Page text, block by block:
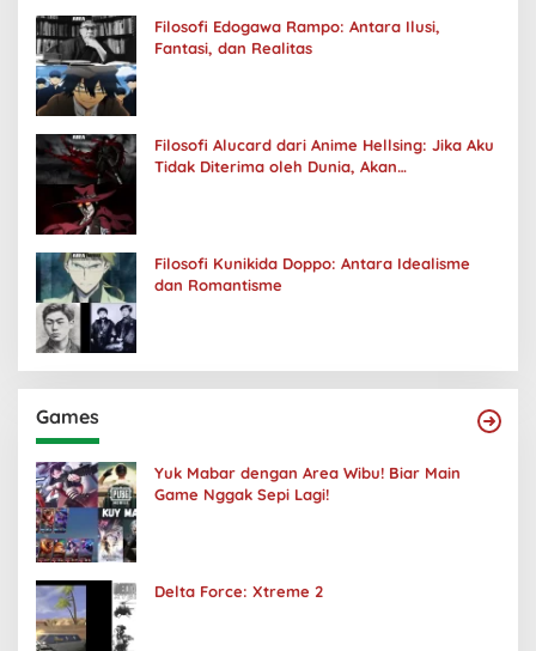
Filosofi Edogawa Rampo: Antara Ilusi,
Fantasi, dan Realitas
Filosofi Alucard dari Anime Hellsing: Jika Aku
Tidak Diterima oleh Dunia, Akan
Filosofi Kunikida Doppo: Antara Idealisme
dan Romantisme
Games
Yuk Mabar dengan Area Wibu! Biar Main
Game Nggak Sepi Lagi!
Delta Force: Xtreme 2